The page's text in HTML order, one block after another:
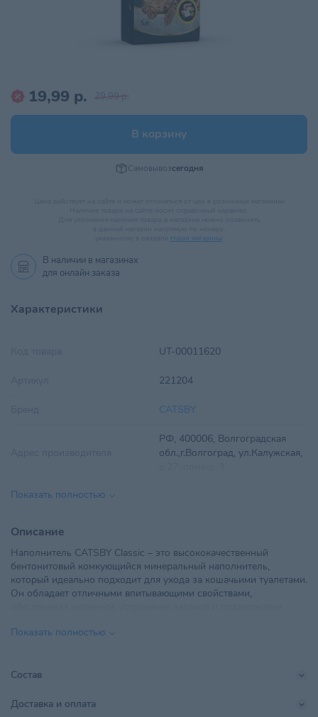
19,99 р. 29,99 р.
В корзину
Самовывозсегодня
Наши магазины.
В наличии в магазинах
для онлайн заказа
Характеристики
UT-00011620
221204
CATSBY
РФ, 400006, Волгоградская
обл.,г.Волгоград, ул.Калужская,
Вес
Импортер в РБ
Москва, Россия, 115230
Линейка бренда Sandalwood&jasmine
Производитель
Страна происхождения
Показать полностью
Описание
Наполнитель CATSBY Classic – это высококачественный
бентонитовый комкующийся минеральный наполнитель,
который идеально подходит для ухода за кошачьими туалетами.
Он обладает отличными впитывающими свойствами,
влагой, легко удаляются, что делает процесс уборки быстрым и
вашем пушистом друге.
Показать полностью
Состав
Доставка и оплата